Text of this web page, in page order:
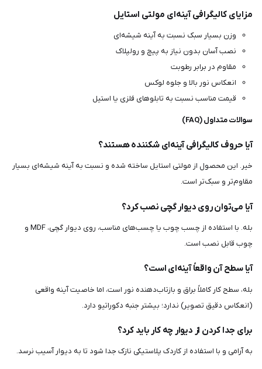
مزایای کالیگرافی آینه‌ای مولتی استایل
وزن بسیار سبک نسبت به آینه شیشه‌ای
نصب آسان بدون نیاز به پیچ و رولپلاک
مقاوم در برابر رطوبت
انعکاس نور بالا و جلوه لوکس
قیمت مناسب نسبت به تابلوهای فلزی یا استیل
سوالات متداول (FAQ)
آیا حروف کالیگرافی آینه‌ای شکننده هستند؟
خیر. این محصول از مولتی استایل ساخته شده و نسبت به آینه شیشه‌ای بسیار
مقاوم‌تر و سبک‌تر است.
آیا می‌توان روی دیوار گچی نصب کرد؟
بله. با استفاده از چسب چوب یا چسب‌های مناسب، روی دیوار گچی، MDF و
چوب قابل نصب است.
آیا سطح آن واقعاً آینه‌ای است؟
بله، سطح کار کاملاً براق و بازتاب‌دهنده نور است، اما خاصیت آینه واقعی
(انعکاس دقیق تصویر) ندارد؛ بیشتر جنبه دکوراتیو دارد.
برای جدا کردن از دیوار چه کار باید کرد؟
به آرامی و با استفاده از کاردک پلاستیکی نازک جدا شود تا به دیوار آسیب نرسد.